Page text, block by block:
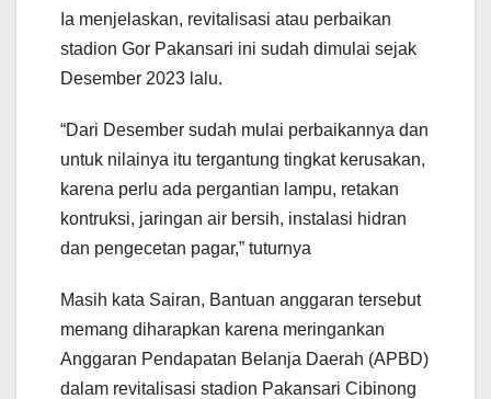
Ia menjelaskan, revitalisasi atau perbaikan
stadion Gor Pakansari ini sudah dimulai sejak
Desember 2023 lalu.
“Dari Desember sudah mulai perbaikannya dan
untuk nilainya itu tergantung tingkat kerusakan,
karena perlu ada pergantian lampu, retakan
kontruksi, jaringan air bersih, instalasi hidran
dan pengecetan pagar,” tuturnya
Masih kata Sairan, Bantuan anggaran tersebut
memang diharapkan karena meringankan
Anggaran Pendapatan Belanja Daerah (APBD)
dalam revitalisasi stadion Pakansari Cibinong